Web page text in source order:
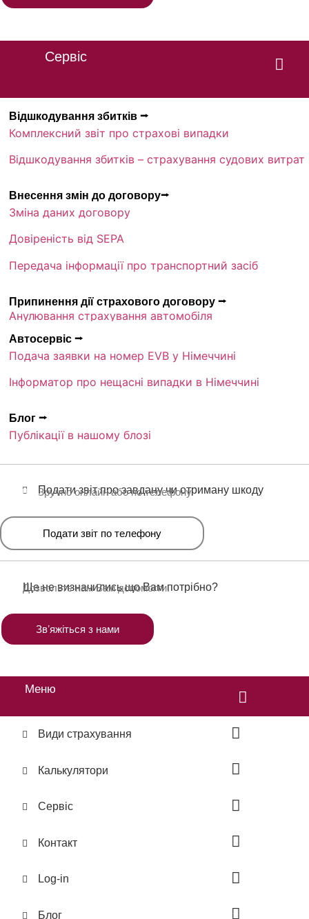
Сервіс
Відшкодування збитків ⭢
Комплексний звіт про страхові випадки
Відшкодування збитків – страхування судових витрат
Внесення змін до договору⭢
Зміна даних договору
Довіреність від SEPA
Передача інформації про транспортний засіб
Припинення дії страхового договору ⭢
Анулювання страхування автомобіля
Автосервіс ⭢
Подача заявки на номер EVB у Німеччині
Інформатор про нещасні випадки в Німеччині
Блог ⭢
Публікації в нашому блозі
Подати звіт про завдану чи отриману шкоду
Зручно онлайн або по телефону
Подати звіт по телефону
Ще не визначились що Вам потрібно?
Дозвольте нам Вам допомогти.
Звʼяжіться з нами
Меню
Види страхування
Калькулятори
Сервіс
Контакт
Log-in
Блог